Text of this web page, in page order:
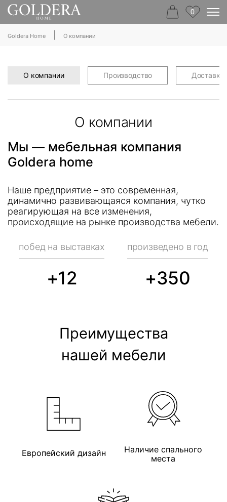
0
Goldera Home О компании
О компании Производство Доставка
О компании
Мы — мебельная компания
Goldera home
Наше предприятие – это современная,
динамично развивающаяся компания, чутко
реагирующая на все изменения,
происходящие на рынке производства мебели.
побед на выставках
+12
произведено в год
+350
Преимущества
нашей мебели
Европейский дизайн
Наличие спального
места